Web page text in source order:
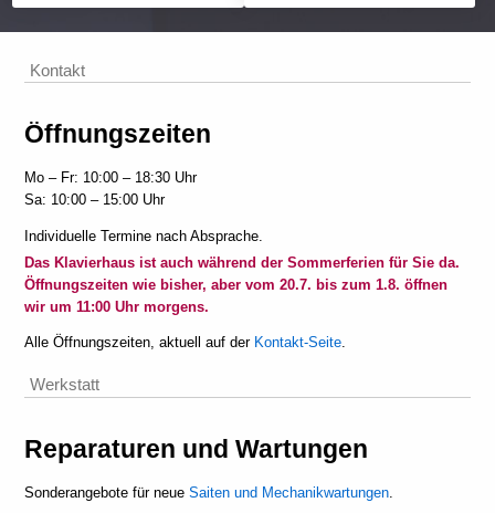
Kontakt
Öffnungszeiten
Mo – Fr: 10:00 – 18:30 Uhr
Sa: 10:00 – 15:00 Uhr
Individuelle Termine nach Absprache.
Das Klavierhaus ist auch während der Sommerferien für Sie da.
Öffnungszeiten wie bisher, aber vom 20.7. bis zum 1.8. öffnen
wir um 11:00 Uhr morgens.
Alle Öffnungszeiten, aktuell auf der Kontakt-Seite.
Werkstatt
Reparaturen und Wartungen
Sonderangebote für neueSaiten und Mechanikwartungen